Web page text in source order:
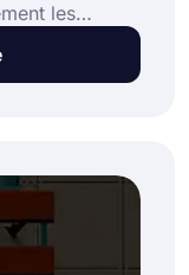
les
le
plus
formulaire.